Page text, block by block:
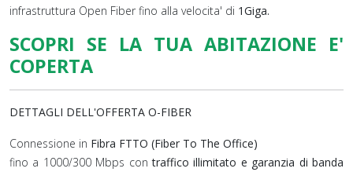
infrastruttura Open Fiber fino alla velocita' di 1Giga.
SCOPRI SE LA TUA ABITAZIONE E'
COPERTA
DETTAGLI DELL'OFFERTA O-FIBER
Connessione in Fibra FTTO (Fiber To The Office)
fino a 1000/300 Mbps con traffico illimitato e garanzia di banda